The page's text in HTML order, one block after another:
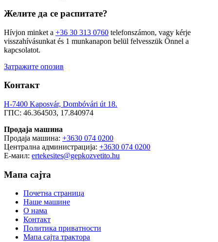
Желите да се распитате?
Hívjon minket a +36 30 313 0760 telefonszámon, vagy kérje
visszahívásunkat és 1 munkanapon belül felvesszük Önnel a
kapcsolatot.
Затражите опозив
Контакт
H-7400 Kaposvár, Dombóvári út 18.
ГПС: 46.364503, 17.840974
Продаја машина
Продаја машина: +3630 074 0200
Централна администрација: +3630 074 0200
Е-маил: ertekesites@gepkozvetito.hu
Мапа сајта
Почетна страница
Наше машине
О нама
Контакт
Политика приватности
Мапа сајта трактора